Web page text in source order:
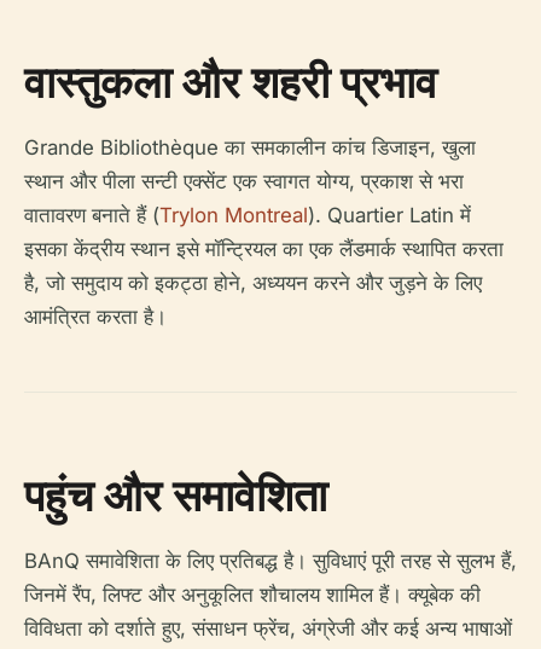
वास्तुकला और शहरी प्रभाव
Grande Bibliothèque का समकालीन कांच डिजाइन, खुला
स्थान और पीला सन्टी एक्सेंट एक स्वागत योग्य, प्रकाश से भरा
वातावरण बनाते हैं (Trylon Montreal). Quartier Latin में
इसका केंद्रीय स्थान इसे मॉन्ट्रियल का एक लैंडमार्क स्थापित करता
है, जो समुदाय को इकट्ठा होने, अध्ययन करने और जुड़ने के लिए
आमंत्रित करता है।
पहुंच और समावेशिता
BAnQ समावेशिता के लिए प्रतिबद्ध है। सुविधाएं पूरी तरह से सुलभ हैं,
जिनमें रैंप, लिफ्ट और अनुकूलित शौचालय शामिल हैं। क्यूबेक की
विविधता को दर्शाते हुए, संसाधन फ्रेंच, अंग्रेजी और कई अन्य भाषाओं